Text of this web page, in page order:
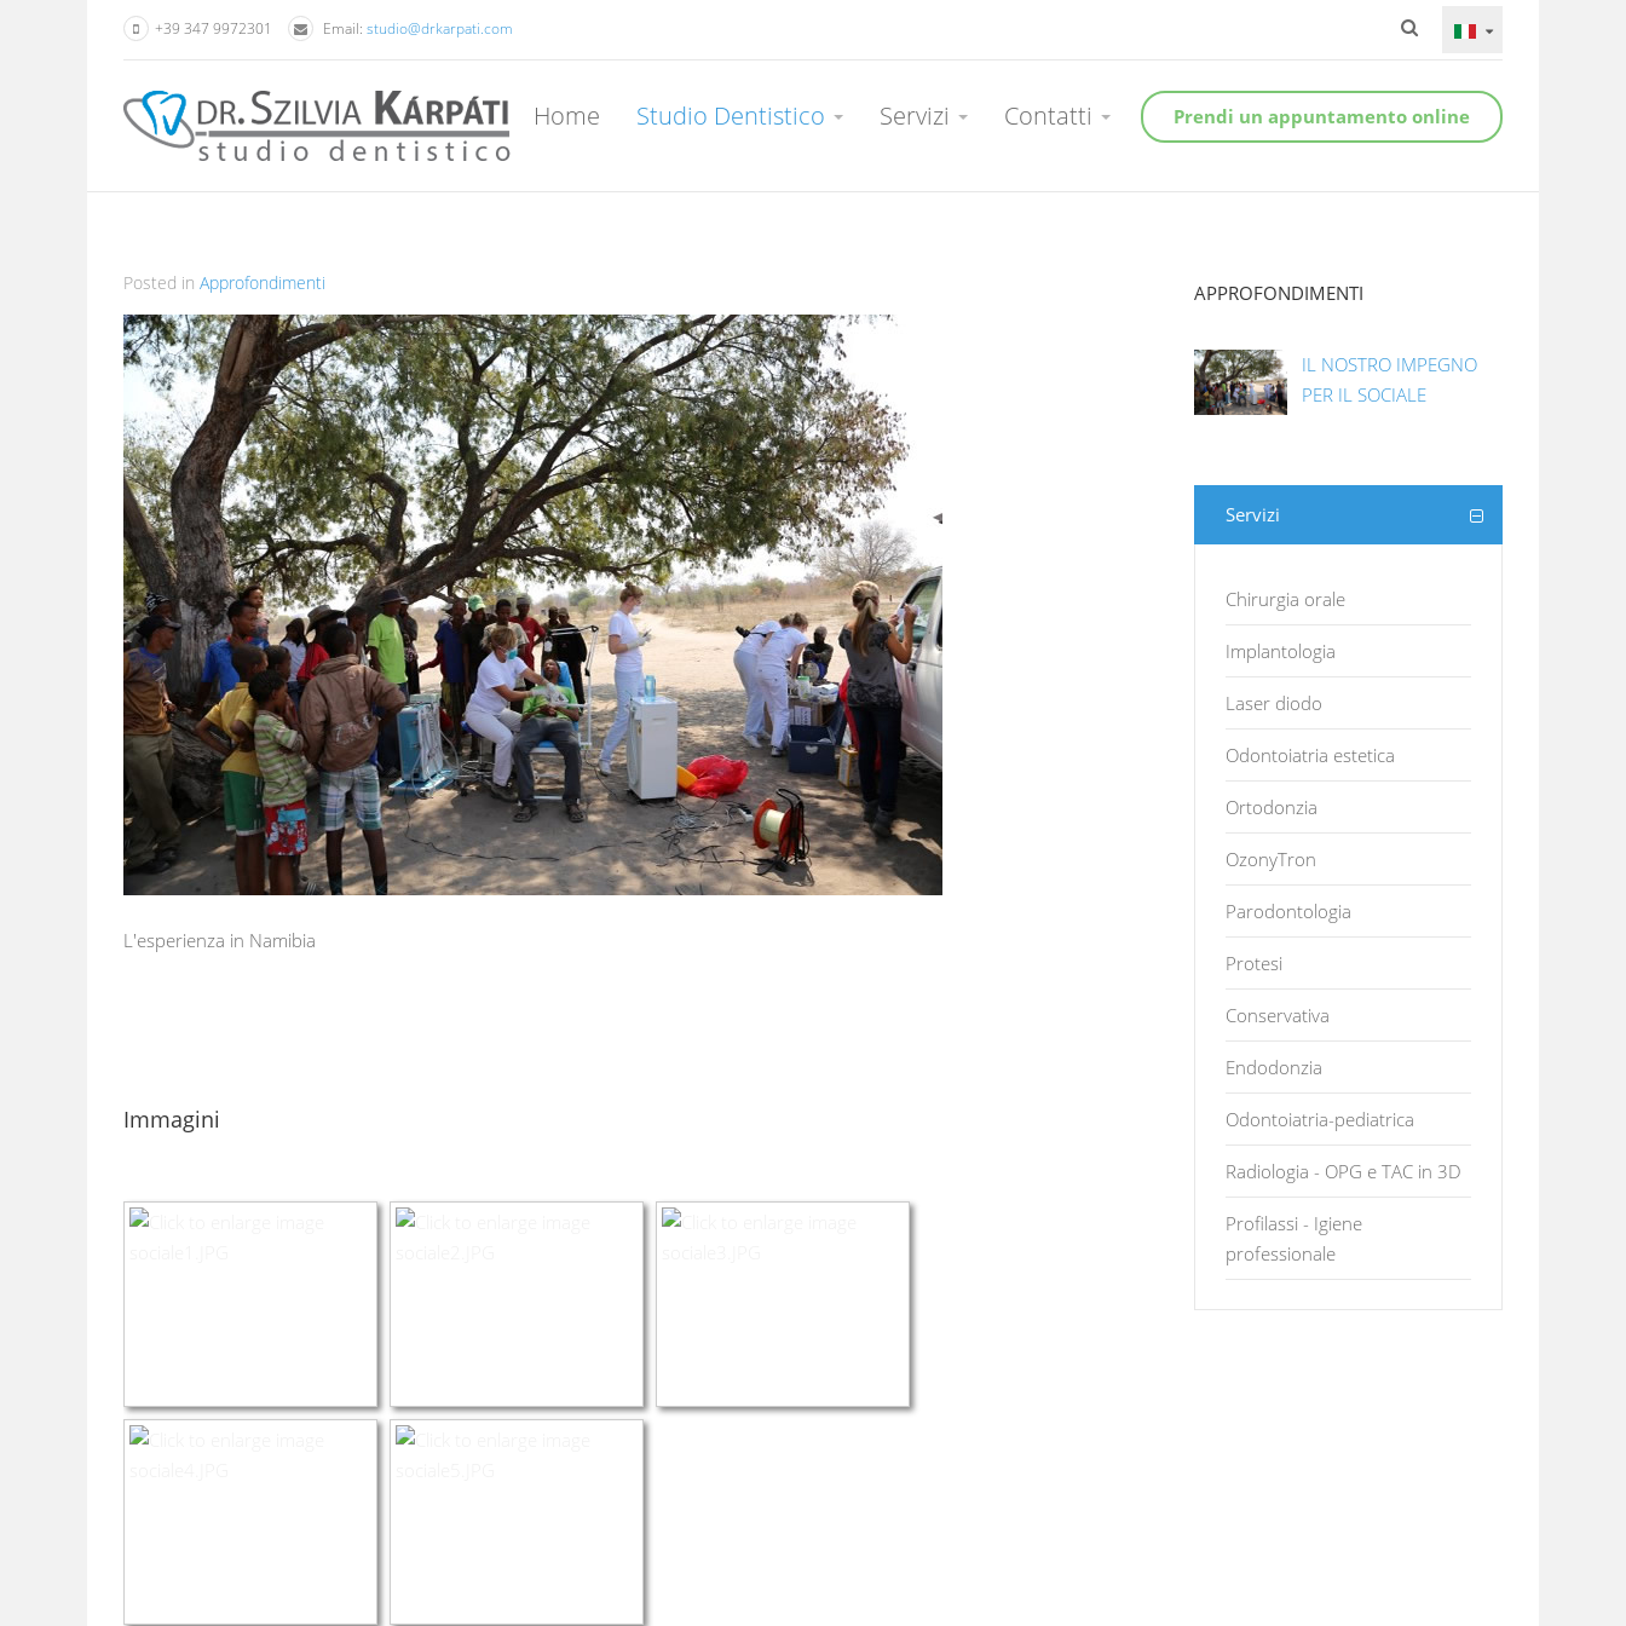
+39 347 9972301 Email: studio@drkarpati.com
Prendi un appuntamento online
Home Studio Dentistico Servizi Contatti
Posted in Approfondimenti
L'esperienza in Namibia
Immagini
APPROFONDIMENTI
IL NOSTRO IMPEGNO
PER IL SOCIALE
Servizi
Chirurgia orale
Implantologia
Laser diodo
Odontoiatria estetica
Ortodonzia
OzonyTron
Parodontologia
Protesi
Conservativa
Endodonzia
Odontoiatria-pediatrica
Radiologia - OPG e TAC in 3D
Profilassi - Igiene
professionale